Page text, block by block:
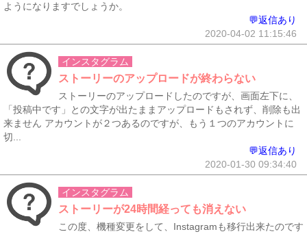
ようになりますでしょうか。
💬返信あり
2020-04-02 11:15:46
インスタグラム
ストーリーのアップロードが終わらない
ストーリーのアップロードしたのですが、画面左下に、
「投稿中です」との文字が出たままアップロードもされず、削除も出
来ません アカウントが２つあるのですが、もう１つのアカウントに
切...
💬返信あり
2020-01-30 09:34:40
インスタグラム
ストーリーが24時間経っても消えない
この度、機種変更をして、Instagramも移行出来たのです